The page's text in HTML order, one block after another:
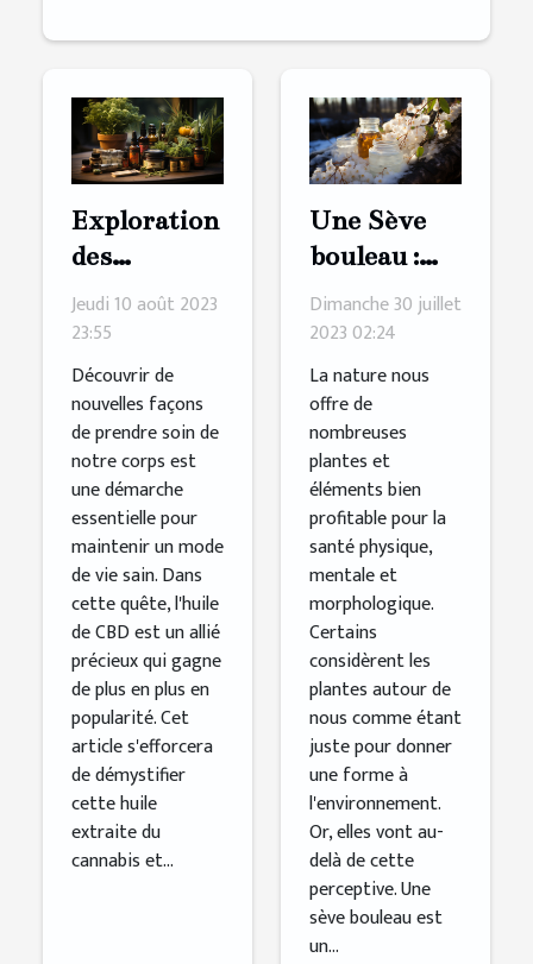
Exploration
des
bienfaits de
l'huile de
CBD
Jeudi 10 août 2023
23:55
Découvrir de
nouvelles façons
de prendre soin de
notre corps est
une démarche
essentielle pour
maintenir un mode
de vie sain. Dans
cette quête, l'huile
de CBD est un allié
précieux qui gagne
de plus en plus en
popularité. Cet
article s'efforcera
de démystifier
cette huile
extraite du
cannabis et...
Une Sève
bouleau :
quelques
bienfaits de
ce produit
sur la santé
Dimanche 30 juillet
2023 02:24
La nature nous
offre de
nombreuses
plantes et
éléments bien
profitable pour la
santé physique,
mentale et
morphologique.
Certains
considèrent les
plantes autour de
nous comme étant
juste pour donner
une forme à
l'environnement.
Or, elles vont au-
delà de cette
perceptive. Une
sève bouleau est
un...